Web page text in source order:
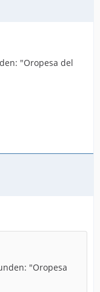
"Oropesa del
"Oropesa